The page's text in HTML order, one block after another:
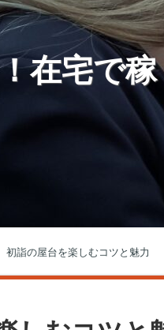
在宅で
初詣の屋台を楽しむコツと魅力